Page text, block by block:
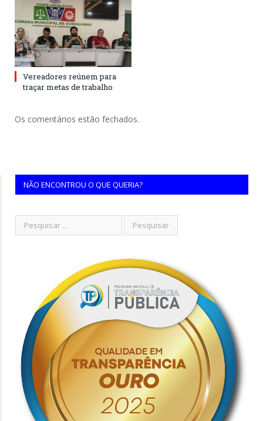
Vereadores reúnem para
traçar metas de trabalho
Os comentários estão fechados.
NÃO ENCONTROU O QUE QUERIA?